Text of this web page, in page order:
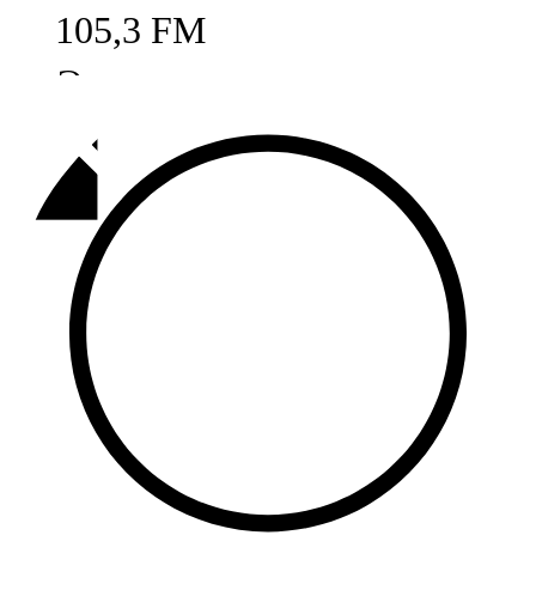
105,3 FM
Әлмәт
92,9 FM
Базарлы матак
107,1 FM
Балык бистәсе
104,9 FM
Баулы
107,5 FM
Биләр